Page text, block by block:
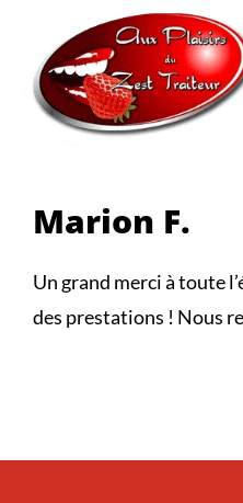
contenu
Marion F.
Un grand merci à toute
des prestations ! Nous